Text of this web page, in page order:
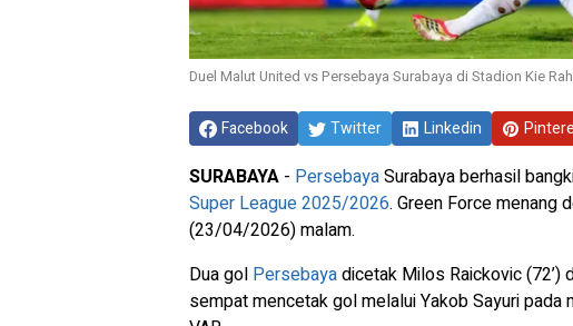
Duel Malut United vs Persebaya Surabaya di Stadion Kie
Facebook Twitter Linkedin
SURABAYA - PersebayaSurabaya berhasil
Super League 2025/2026. Green Force menang
(23/04/2026) malam.
Dua gol Persebayadicetak Milos Raickovic (72’)
sempat mencetak gol melalui Yakob Sayuri